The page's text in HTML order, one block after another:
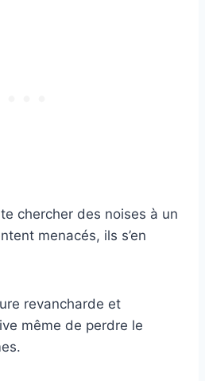
chercher des noises à un
menacés, ils s’en
revancharde et
même de perdre le